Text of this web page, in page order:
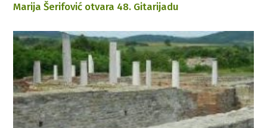
Marija Šerifović otvara 48. Gitarijadu